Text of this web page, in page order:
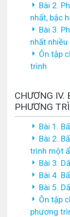
Bài 2.
nhất, bậc
Bài 3.
nhất nhiều
Ôn tập
trình
CHƯƠNG
PHƯƠNG
Bài 1.
Bài 2.
trình một
Bài 3.
Bài 4.
Bài 5.
Ôn tập
phương